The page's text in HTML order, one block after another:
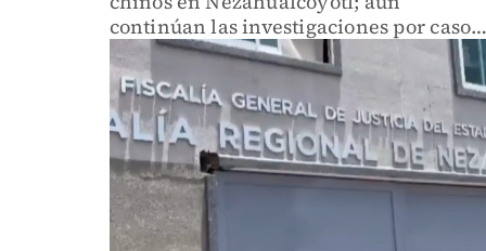
continúan las investigaciones por casos
similares.